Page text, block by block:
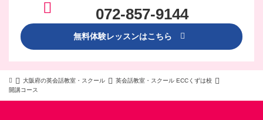
072-857-9144
無料体験レッスンはこちら
大阪府の英会話教室・スクール
英会話教室・スクール ECCくずは校
開講コース